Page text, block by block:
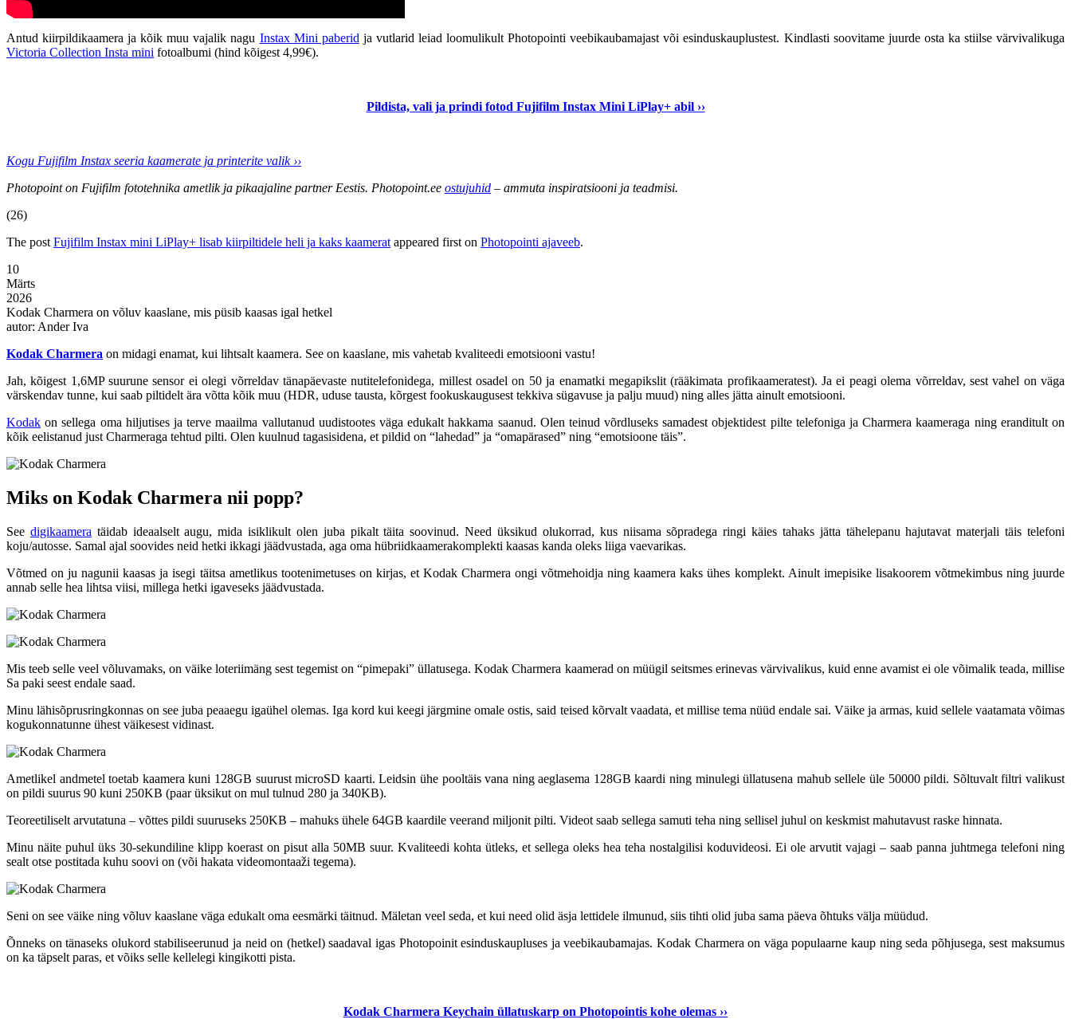
Antud kiirpildikaamera ja kõik muu vajalik nagu Instax Mini paberid ja vutlarid leiad loomulikult Photopointi veebikaubamajast või esinduskauplustest. Kindlasti soovitame juurde osta ka stiilse värvivalikuga
Victoria Collection Insta mini fotoalbumi (hind kõigest 4,99€).
Pildista, vali ja prindi fotod Fujifilm Instax Mini LiPlay+ abil ››
Kogu Fujifilm Instax seeria kaamerate ja printerite valik ››
Photopoint on Fujifilm fototehnika ametlik ja pikaajaline partner Eestis. Photopoint.ee ostujuhid – ammuta inspiratsiooni ja teadmisi.
(26)
The post Fujifilm Instax mini LiPlay+ lisab kiirpiltidele heli ja kaks kaamerat appeared first on Photopointi ajaveeb.
10
Märts
2026
Kodak Charmera on võluv kaaslane, mis püsib kaasas igal hetkel
autor: Ander Iva
Kodak Charmera on midagi enamat, kui lihtsalt kaamera. See on kaaslane, mis vahetab kvaliteedi emotsiooni vastu!
Jah, kõigest 1,6MP suurune sensor ei olegi võrreldav tänapäevaste nutitelefonidega, millest osadel on 50 ja enamatki megapikslit (rääkimata profikaameratest). Ja ei peagi olema võrreldav, sest vahel on väga
värskendav tunne, kui saab piltidelt ära võtta kõik muu (HDR, uduse tausta, kõrgest fookuskaugusest tekkiva sügavuse ja palju muud) ning alles jätta ainult emotsiooni.
Kodak on sellega oma hiljutises ja terve maailma vallutanud uudistootes väga edukalt hakkama saanud. Olen teinud võrdluseks samadest objektidest pilte telefoniga ja Charmera kaameraga ning eranditult on
kõik eelistanud just Charmeraga tehtud pilti. Olen kuulnud tagasisidena, et pildid on “lahedad” ja “omapärased” ning “emotsioone täis”.
Miks on Kodak Charmera nii popp?
See digikaamera täidab ideaalselt augu, mida isiklikult olen juba pikalt täita soovinud. Need üksikud olukorrad, kus niisama sõpradega ringi käies tahaks jätta tähelepanu hajutavat materjali täis telefoni
koju/autosse. Samal ajal soovides neid hetki ikkagi jäädvustada, aga oma hübriidkaamerakomplekti kaasas kanda oleks liiga vaevarikas.
Võtmed on ju nagunii kaasas ja isegi täitsa ametlikus tootenimetuses on kirjas, et Kodak Charmera ongi võtmehoidja ning kaamera kaks ühes komplekt. Ainult imepisike lisakoorem võtmekimbus ning juurde
annab selle hea lihtsa viisi, millega hetki igaveseks jäädvustada.
Mis teeb selle veel võluvamaks, on väike loteriimäng sest tegemist on “pimepaki” üllatusega. Kodak Charmera kaamerad on müügil seitsmes erinevas värvivalikus, kuid enne avamist ei ole võimalik teada, millise
Sa paki seest endale saad.
Minu lähisõprusringkonnas on see juba peaaegu igaühel olemas. Iga kord kui keegi järgmine omale ostis, said teised kõrvalt vaadata, et millise tema nüüd endale sai. Väike ja armas, kuid sellele vaatamata võimas
kogukonnatunne ühest väikesest vidinast.
Ametlikel andmetel toetab kaamera kuni 128GB suurust microSD kaarti. Leidsin ühe pooltäis vana ning aeglasema 128GB kaardi ning minulegi üllatusena mahub sellele üle 50000 pildi. Sõltuvalt filtri valikust
on pildi suurus 90 kuni 250KB (paar üksikut on mul tulnud 280 ja 340KB).
Teoreetiliselt arvutatuna – võttes pildi suuruseks 250KB – mahuks ühele 64GB kaardile veerand miljonit pilti. Videot saab sellega samuti teha ning sellisel juhul on keskmist mahutavust raske hinnata.
Minu näite puhul üks 30-sekundiline klipp koerast on pisut alla 50MB suur. Kvaliteedi kohta ütleks, et sellega oleks hea teha nostalgilisi koduvideosi. Ei ole arvutit vajagi – saab panna juhtmega telefoni ning
sealt otse postitada kuhu soovi on (või hakata videomontaaži tegema).
Seni on see väike ning võluv kaaslane väga edukalt oma eesmärki täitnud. Mäletan veel seda, et kui need olid äsja lettidele ilmunud, siis tihti olid juba sama päeva õhtuks välja müüdud.
Õnneks on tänaseks olukord stabiliseerunud ja neid on (hetkel) saadaval igas Photopoinit esinduskaupluses ja veebikaubamajas. Kodak Charmera on väga populaarne kaup ning seda põhjusega, sest maksumus
on ka täpselt paras, et võiks selle kellelegi kingikotti pista.
Kodak Charmera Keychain üllatuskarp on Photopointis kohe olemas ››